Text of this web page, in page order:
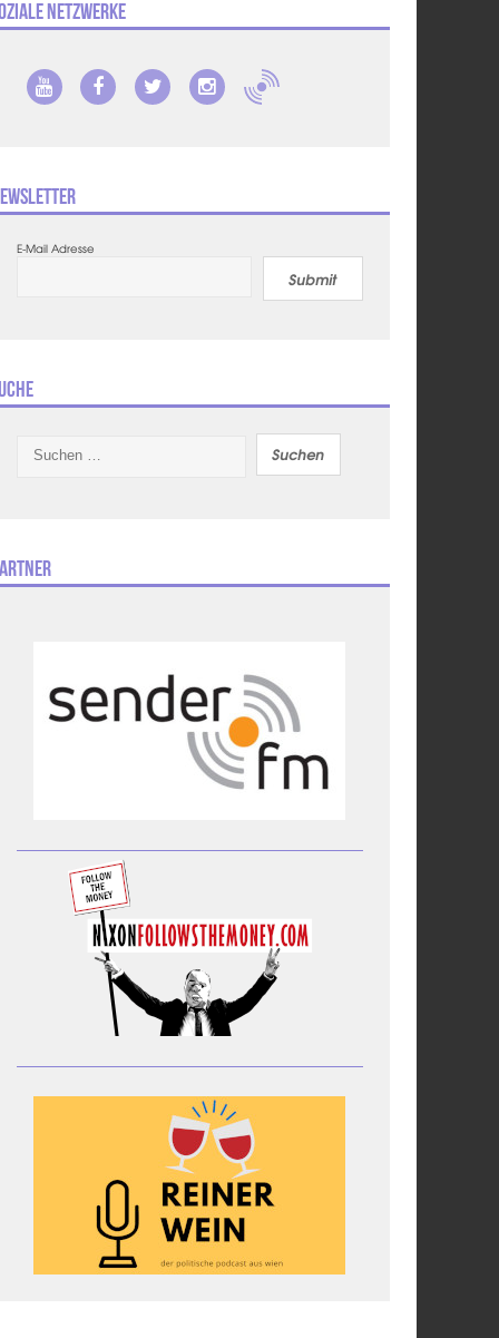
Netzwerke
E-Mail Adresse
Submit
nach: